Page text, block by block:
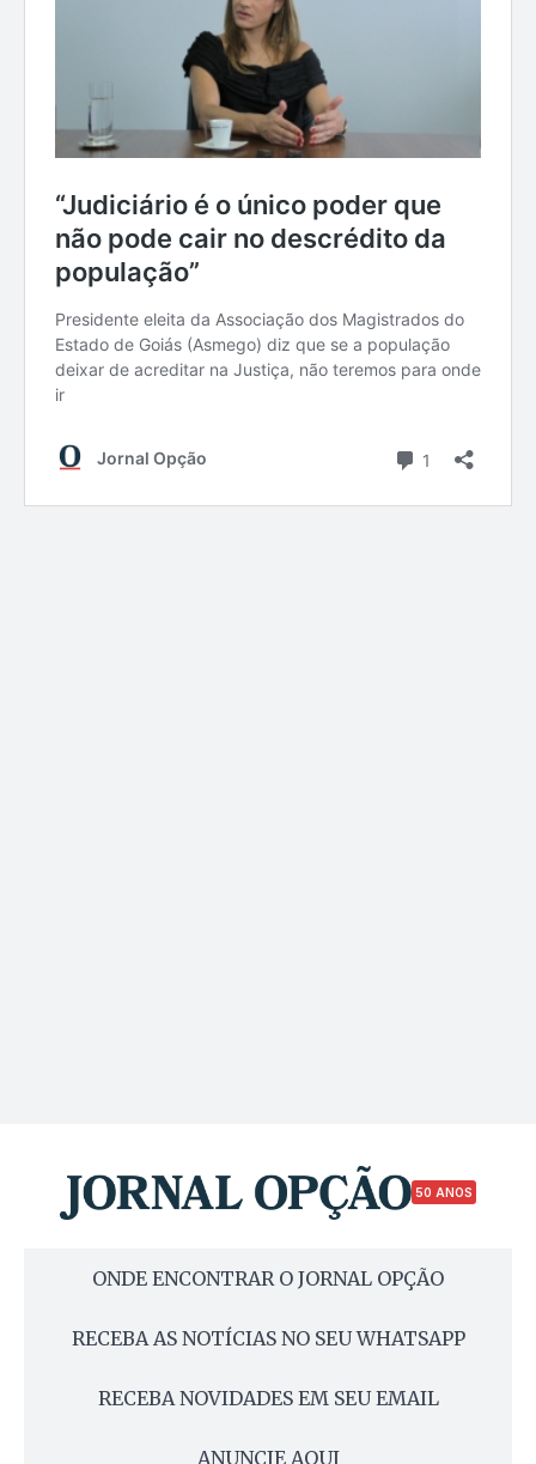
50 ANOS
ONDE ENCONTRAR O JORNAL OPÇÃO
RECEBA AS NOTÍCIAS NO SEU WHATSAPP
RECEBA NOVIDADES EM SEU EMAIL
ANUNCIE AQUI